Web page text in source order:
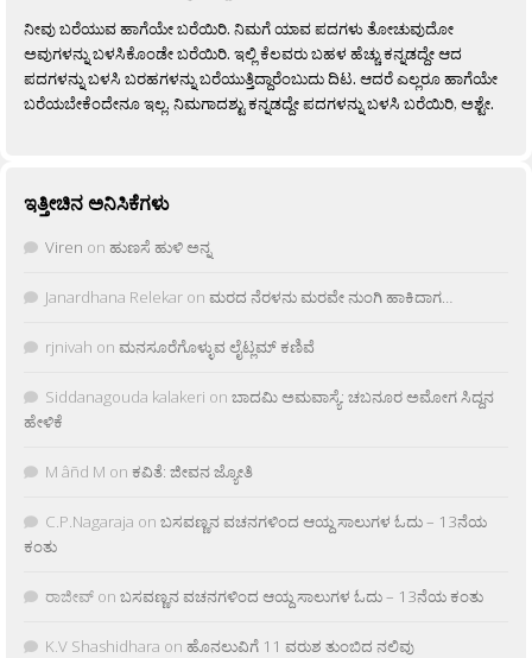
ನೀವು ಬರೆಯುವ ಹಾಗೆಯೇ ಬರೆಯಿರಿ. ನಿಮಗೆ ಯಾವ ಪದಗಳು ತೋಚುವುದೋ
ಅವುಗಳನ್ನು ಬಳಸಿಕೊಂಡೇ ಬರೆಯಿರಿ. ಇಲ್ಲಿ ಕೆಲವರು ಬಹಳ ಹೆಚ್ಚು ಕನ್ನಡದ್ದೇ ಆದ
ಪದಗಳನ್ನು ಬಳಸಿ ಬರಹಗಳನ್ನು ಬರೆಯುತ್ತಿದ್ದಾರೆಂಬುದು ದಿಟ. ಆದರೆ ಎಲ್ಲರೂ ಹಾಗೆಯೇ
ಬರೆಯಬೇಕೆಂದೇನೂ ಇಲ್ಲ. ನಿಮಗಾದಶ್ಟು ಕನ್ನಡದ್ದೇ ಪದಗಳನ್ನು ಬಳಸಿ ಬರೆಯಿರಿ, ಅಶ್ಟೇ.
ಇತ್ತೀಚಿನ ಅನಿಸಿಕೆಗಳು
Viren on ಹುಣಸೆ ಹುಳಿ ಅನ್ನ
Janardhana Relekar on ಮರದ ನೆರಳನು ಮರವೇ ನುಂಗಿ ಹಾಕಿದಾಗ…
rjnivah on ಮನಸೂರೆಗೊಳ್ಳುವ ಲೈಟ್ಲಮ್ ಕಣಿವೆ
Siddanagouda kalakeri on ಬಾದಮಿ ಅಮವಾಸ್ಯೆ: ಚಬನೂರ ಅಮೋಗ ಸಿದ್ದನ
ಹೇಳಿಕೆ
M âñd M on ಕವಿತೆ: ಜೀವನ ಜ್ಯೋತಿ
C.P.Nagaraja on ಬಸವಣ್ಣನ ವಚನಗಳಿಂದ ಆಯ್ದ ಸಾಲುಗಳ ಓದು – 13ನೆಯ
ಕಂತು
ರಾಜೀವ್ on ಬಸವಣ್ಣನ ವಚನಗಳಿಂದ ಆಯ್ದ ಸಾಲುಗಳ ಓದು – 13ನೆಯ ಕಂತು
K.V Shashidhara on ಹೊನಲುವಿಗೆ 11 ವರುಶ ತುಂಬಿದ ನಲಿವು